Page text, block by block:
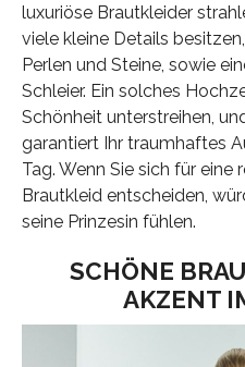
luxuriöse Brautkleider
viele kleine Details
Perlen und Steine, sowie
Schleier. Ein solches
Schönheit unterstreihen,
garantiert Ihr traumhaftes
Tag. Wenn Sie sich für eine
Brautkleid entscheiden,
seine Prinzesin fühlen.
SCHÖNE
AKZENT